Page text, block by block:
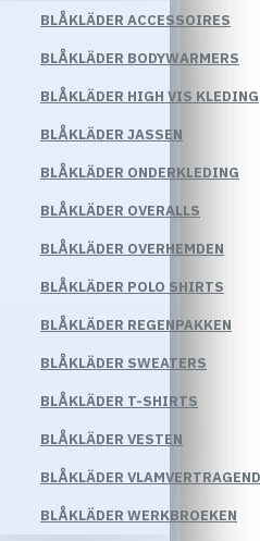
BLÅKLÄDER ACCESSOIRES
BLÅKLÄDER BODYWARMERS
BLÅKLÄDER HIGH VIS KLEDING
BLÅKLÄDER JASSEN
BLÅKLÄDER ONDERKLEDING
BLÅKLÄDER OVERALLS
BLÅKLÄDER OVERHEMDEN
BLÅKLÄDER POLO SHIRTS
BLÅKLÄDER REGENPAKKEN
BLÅKLÄDER SWEATERS
BLÅKLÄDER T-SHIRTS
BLÅKLÄDER VESTEN
BLÅKLÄDER
BLÅKLÄDER WERKBROEKEN